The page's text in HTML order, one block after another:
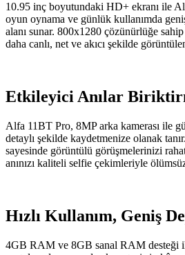
10.95 inç boyutundaki HD+ ekranı ile
oyun oynama ve günlük kullanımda
alanı sunar. 800x1280 çözünürlüğe
daha canlı, net ve akıcı şekilde
Etkileyici Anılar
Alfa 11BT Pro, 8MP arka kamerası ile
detaylı şekilde kaydetmenize olanak
sayesinde görüntülü görüşmelerinizi
anınızı kaliteli selfie çekimleriyle
Hızlı Kullanım, Geniş
4GB RAM ve 8GB sanal RAM desteği